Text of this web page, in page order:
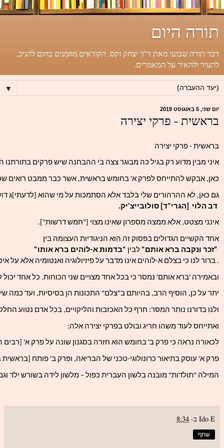
תורה היום
דבר תורה שבועי מאת ד"ר יצחק זקס. הקוראים מוזמנים בחום להגיב,
להעיר ולהאיר על המאמרים.
▼
יום שני, 5 באוגוסט 2019
בראשית - פרקי יצירה
בראשית - פרקי יצירה
איני מבין מדוע רק בגיל כה מבוגר צצה בי ההבחנה שיש פרקים
כאן, אבקש להתייחס לפרק א' בחומש בראשית, אשר כבר ממבט רואים
גם כאן, לא ההרהורים שלי בלבד אלא הסתמכות על מי שהוא [לדעתי]ג
דב הלוי  [הגרי"ד] סולובייצ'יק.
אינני מצטט, אלא ממצה מספרון שאינו מצוי ["חמש דרשות"].
אחד הקשיים הגדולים בפסוק זה הוא הניגודיות העצומה בין
"זכר ונקבה ברא אותם" לבין "בדמות א-לוהים ברא אותו"
. ברור לנו כי בצלם א-לוהים אינו מדבר על פיזיולוגיה ואנטומיה אלא
ובאמירה 'ברא אותם' נמסר כי בכל אחד מצויים שני הכוחות. כל אחד
יתר על כן, הוסיף הרב, בהיותם ב"צלם" התכונות הן בסיסיות, ועד כמה
ולנו בדורנו נותר המסר: חרף כל האכזבות והליקויים, בכל אדם נטוע
ואתייחס לעוד משהו חריג ובולט בפרקי יצירה אלה:
לכאורה נראה כי פרק ב' בחומש הוא חזרה בסגנון שונה על פרק א'
פרק א' עוסק בתיאור כרונולוגי-טכני של הבריאה, ופרק ב' פותח [בראשית
המילה "תולדות" מובנה בלשון העברית כפול – מלשון לידה בשורש ילד
Ido E ב- 8:34
שתף